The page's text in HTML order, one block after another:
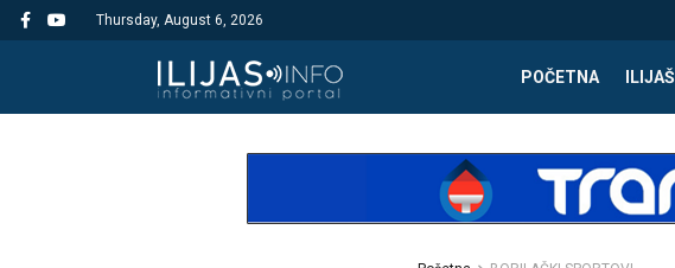
Thursday, August 6, 2026
POČETNA ILIJAŠ